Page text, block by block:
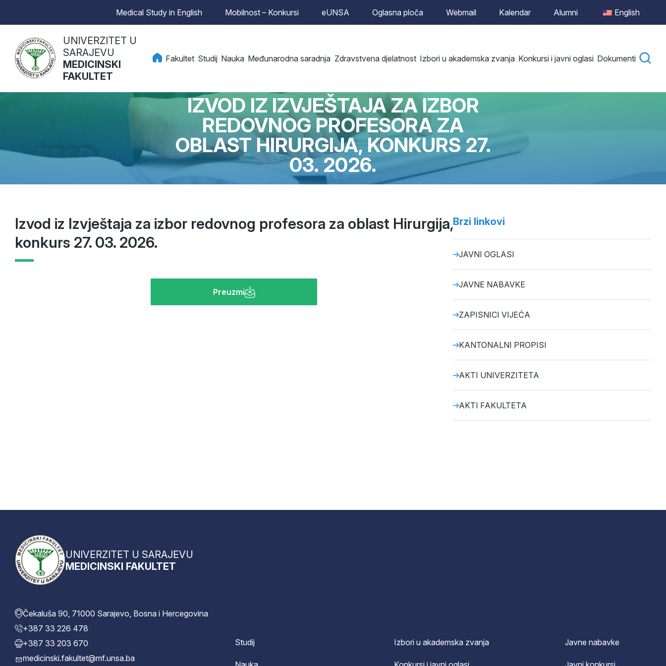
Medical Study in English Mobilnost – Konkursi eUNSA Oglasna ploča Webmail Kalendar Alumni English
UNIVERZITET U
SARAJEVU
MEDICINSKI
FAKULTET
Fakultet Studij Nauka Međunarodna saradnja Zdravstvena djelatnost Izbori u akademska zvanja Konkursi i javni oglasi Dokumenti
IZVOD IZ IZVJEŠTAJA ZA IZBOR
REDOVNOG PROFESORA ZA
OBLAST HIRURGIJA, KONKURS 27.
03. 2026.
Izvod iz Izvještaja za izbor redovnog profesora za oblast Hirurgija,
konkurs 27. 03. 2026.
Preuzmi
Brzi linkovi
JAVNI OGLASI
JAVNE NABAVKE
ZAPISNICI VIJEĆA
KANTONALNI PROPISI
AKTI UNIVERZITETA
AKTI FAKULTETA
UNIVERZITET U SARAJEVU
MEDICINSKI FAKULTET
Čekaluša 90, 71000 Sarajevo, Bosna i Hercegovina
+387 33 226 478
+387 33 203 670
medicinski.fakultet@mf.unsa.ba
Studij Izbori u akademska zvanja Javne nabavke